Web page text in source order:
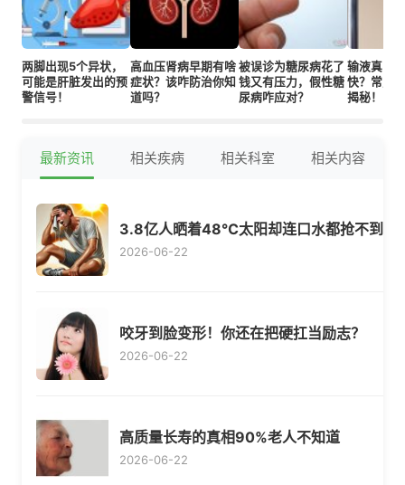
两脚出现5个异状，
可能是肝脏发出的预
警信号！
高血压肾病早期有啥
症状？该咋防治你知
道吗？
被误诊为糖尿病花了
钱又有压力，假性糖
尿病咋应对？
输液真比
快？常见
揭秘！
最新资讯 相关疾病 相关科室 相关内容
3.8亿人晒着48℃太阳却连口水都抢不到
2026-06-22
咬牙到脸变形！你还在把硬扛当励志？
2026-06-22
高质量长寿的真相90%老人不知道
2026-06-22